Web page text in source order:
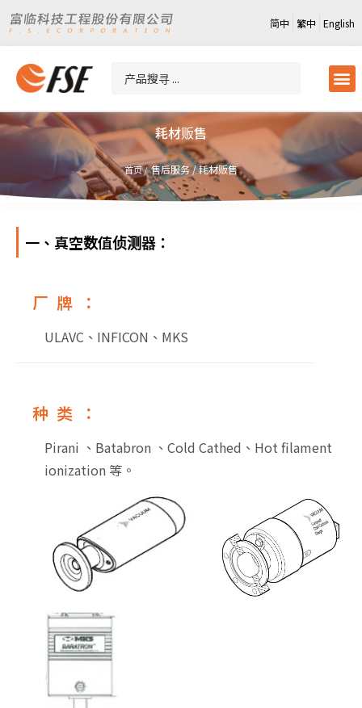
简中 繁中 English
耗材贩售
首页 / 售后服务/耗材贩售
一、真空数值侦测器：
厂牌：
ULAVC、INFICON、MKS
种类：
Pirani 、Batabron 、Cold Cathed、Hot filament
ionization 等。